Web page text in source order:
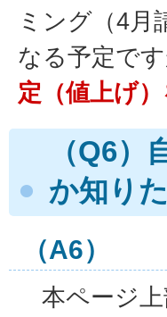
ミング（4月
なる予定です
定（値上げ
（Q6
か知りた
（A6）
本ページ上